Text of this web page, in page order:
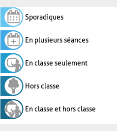
Sporadiques
En plusieurs séances
En classe seulement
Hors classe
En classe et hors classe